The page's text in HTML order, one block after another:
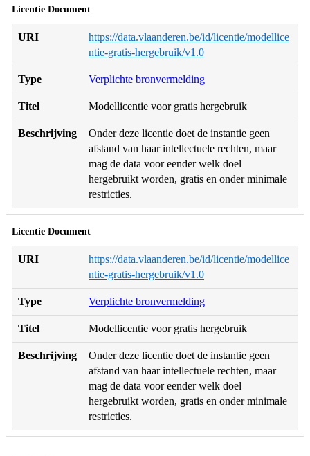
Licentie Document
URI
https://data.vlaanderen.be/id/licentie/modellice
ntie-gratis-hergebruik/v1.0
Type Verplichte bronvermelding
Titel Modellicentie voor gratis hergebruik
Beschrijving
Onder deze licentie doet de instantie geen
afstand van haar intellectuele rechten, maar
mag de data voor eender welk doel
hergebruikt worden, gratis en onder minimale
restricties.
Licentie Document
URI
https://data.vlaanderen.be/id/licentie/modellice
ntie-gratis-hergebruik/v1.0
Type Verplichte bronvermelding
Titel Modellicentie voor gratis hergebruik
Beschrijving
Onder deze licentie doet de instantie geen
afstand van haar intellectuele rechten, maar
mag de data voor eender welk doel
hergebruikt worden, gratis en onder minimale
restricties.